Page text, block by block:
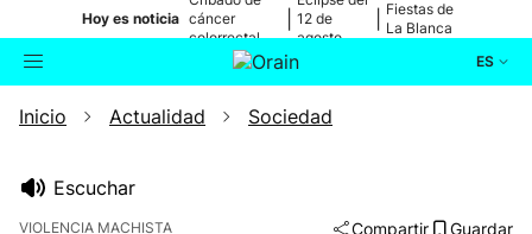
Hoy es noticia cáncer
colorrectal
12 de
agosto
Fiestas de
La Blanca
ES
Buscador Actualidad
Inicio Actualidad Sociedad
Escuchar
VIOLENCIA MACHISTA Compartir Guardar